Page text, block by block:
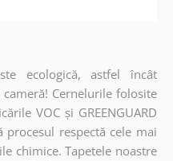
ecologică, astfel încât
Cernelurile folosite
VOC și GREENGUARD
procesul respectă cele mai
chimice. Tapetele noastre